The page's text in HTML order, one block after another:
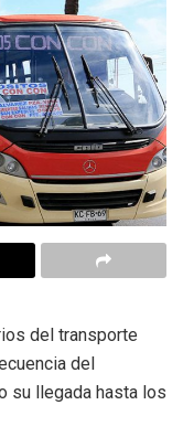
del transporte
del
su llegada hasta los